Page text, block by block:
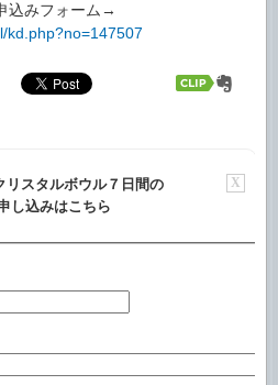
込みフォーム→
kd.php?no=147507
X
リスタルボウル７日間の
し込みはこちら